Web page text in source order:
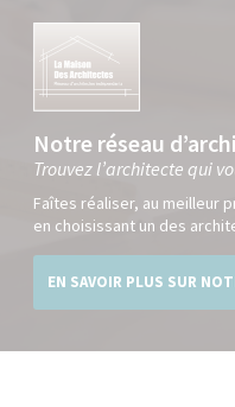
Notre réseau
Trouvez l’architecte qui
Faîtes réaliser, au meilleur
en choisissant un des
EN SAVOIR PLUS SUR